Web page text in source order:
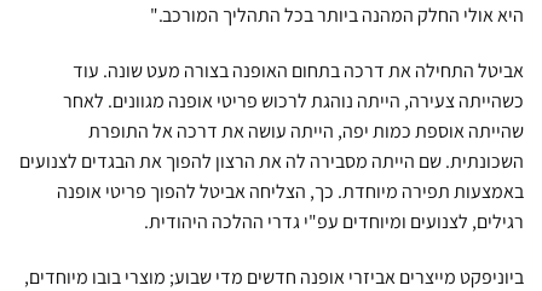
היא אולי החלק המהנה ביותר בכל התהליך המורכב."
אביטל התחילה את דרכה בתחום האופנה בצורה מעט שונה. עוד
כשהייתה צעירה, הייתה נוהגת לרכוש פריטי אופנה מגוונים. לאחר
שהייתה אוספת כמות יפה, הייתה עושה את דרכה אל התופרת
השכונתית. שם הייתה מסבירה לה את הרצון להפוך את הבגדים לצנועים
באמצעות תפירה מיוחדת. כך, הצליחה אביטל להפוך פריטי אופנה
רגילים, לצנועים ומיוחדים עפ"י גדרי ההלכה היהודית.
ביוניפקט מייצרים אביזרי אופנה חדשים מדי שבוע; מוצרי בובו מיוחדים,